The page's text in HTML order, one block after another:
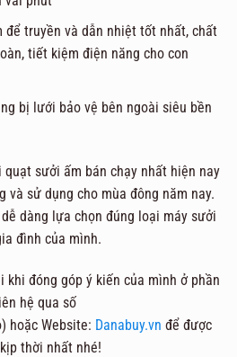
để truyền và dẫn nhiệt tốt nhất, chất
tiết kiệm điện năng cho con
bị lưới bảo vệ bên ngoài siêu bền
sưởi ấm bán chạy nhất hiện nay
sử dụng cho mùa đông năm nay.
dàng lựa chọn đúng loại máy sưởi
đình của mình.
khi đóng góp ý kiến của mình ở phần
hệ qua số
hoặc Website: Danabuy.vn để được
thời nhất nhé!